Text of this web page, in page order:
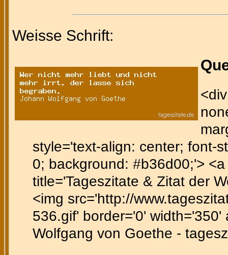
Weisse Schrift:
style='text-align: center; font-
0; background: #b36d00;'>
title='Tageszitate & Zitat der
<img src='http://
536.gif' border='0'
Wolfgang von Goethe -